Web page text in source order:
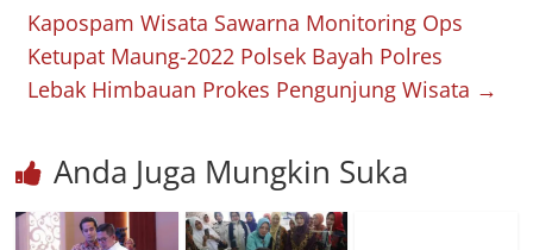
Kapospam Wisata Sawarna Monitoring Ops
Ketupat Maung-2022 Polsek Bayah Polres
Lebak Himbauan Prokes Pengunjung Wisata →
Anda Juga Mungkin Suka